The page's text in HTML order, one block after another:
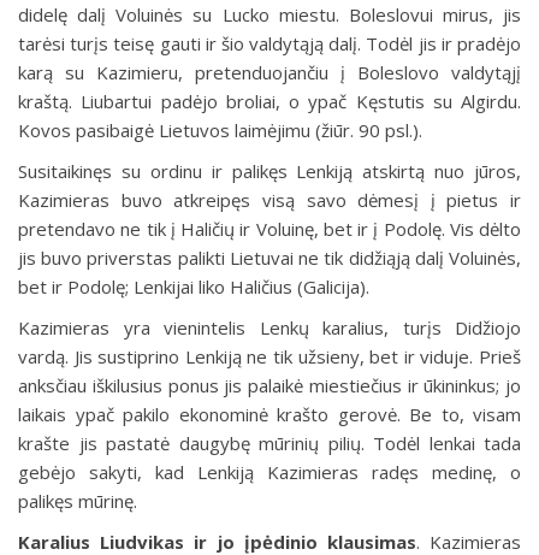
didelę dalį Voluinės su Lucko miestu. Boleslovui mirus, jis
tarėsi turįs teisę gauti ir šio valdytąją dalį. Todėl jis ir pradėjo
karą su Kazimieru, pretenduojančiu į Boleslovo valdytąjį
kraštą. Liubartui padėjo broliai, o ypač Kęstutis su Algirdu.
Kovos pasibaigė Lietuvos laimėjimu (žiūr. 90 psl.).
Susitaikinęs su ordinu ir palikęs Lenkiją atskirtą nuo jūros,
Kazimieras buvo atkreipęs visą savo dėmesį į pietus ir
pretendavo ne tik į Haličių ir Voluinę, bet ir į Podolę. Vis dėlto
jis buvo priverstas palikti Lietuvai ne tik didžiąją dalį Voluinės,
bet ir Podolę; Lenkijai liko Haličius (Galicija).
Kazimieras yra vienintelis Lenkų karalius, turįs Didžiojo
vardą. Jis sustiprino Lenkiją ne tik užsieny, bet ir viduje. Prieš
anksčiau iškilusius ponus jis palaikė miestiečius ir ūkininkus; jo
laikais ypač pakilo ekonominė krašto gerovė. Be to, visam
krašte jis pastatė daugybę mūrinių pilių. Todėl lenkai tada
gebėjo sakyti, kad Lenkiją Kazimieras radęs medinę, o
palikęs mūrinę.
Karalius Liudvikas ir jo įpėdinio klausimas. Kazimieras